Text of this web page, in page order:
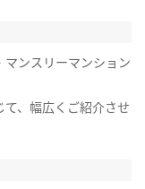
ンスリーマンション
、幅広くご紹介させ